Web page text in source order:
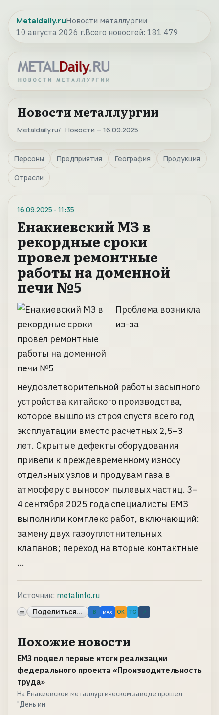
Metaldaily.ruНовости металлургии
10 августа 2026 г.Всего новостей: 181 479
Новости металлургии
Metaldaily.ru Новости — 16.09.2025
Персоны Предприятия География Продукция
Отрасли
16.09.2025 - 11:35
Енакиевский МЗ в
рекордные сроки
провел ремонтные
работы на доменной
печи №5
Проблема возникла
из-за
неудовлетворительной работы засыпного
устройства китайского производства,
которое вышло из строя спустя всего год
эксплуатации вместо расчетных 2,5–3
лет. Скрытые дефекты оборудования
привели к преждевременному износу
отдельных узлов и продувам газа в
атмосферу с выносом пылевых частиц. 3–
4 сентября 2025 года специалисты ЕМЗ
выполнили комплекс работ, включающий:
замену двух газоуплотнительных
клапанов; переход на вторые контактные
...
Источник: metalinfo.ru
«» Поделиться... B MAX OK TG ↗
Похожие новости
ЕМЗ подвел первые итоги реализации
федерального проекта «Производительность
труда»
На Енакиевском металлургическом заводе прошел
"День ин